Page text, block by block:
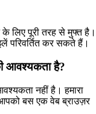
लिए पूरी तरह से मुफ्त है।
परिवर्तित कर सकते हैं।
आवश्यकता है?
नहीं है। हमारा
बस एक वेब ब्राउज़र